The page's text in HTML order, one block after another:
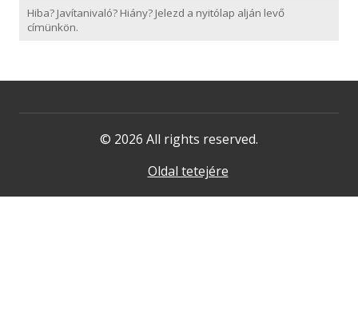
Hiba? Javítanivaló? Hiány? Jelezd a nyitólap alján levő
címünkön.
© 2026 All rights reserved.
Oldal tetejére